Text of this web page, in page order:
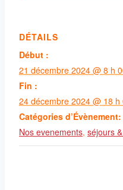
DÉTAILS
Début :
21 décembre 2024 @ 8 h
Fin :
24 décembre 2024 @ 18 h
Catégories d’Évènement:
Nos evenements, séjours